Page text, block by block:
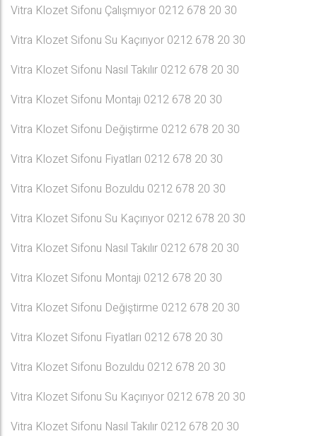
Vitra Klozet Sifonu Çalışmıyor 0212 678 20 30
Vitra Klozet Sifonu Su Kaçırıyor 0212 678 20 30
Vitra Klozet Sifonu Nasıl Takılır 0212 678 20 30
Vitra Klozet Sifonu Montajı 0212 678 20 30
Vitra Klozet Sifonu Değiştirme 0212 678 20 30
Vitra Klozet Sifonu Fiyatları 0212 678 20 30
Vitra Klozet Sifonu Bozuldu 0212 678 20 30
Vitra Klozet Sifonu Su Kaçırıyor 0212 678 20 30
Vitra Klozet Sifonu Nasıl Takılır 0212 678 20 30
Vitra Klozet Sifonu Montajı 0212 678 20 30
Vitra Klozet Sifonu Değiştirme 0212 678 20 30
Vitra Klozet Sifonu Fiyatları 0212 678 20 30
Vitra Klozet Sifonu Bozuldu 0212 678 20 30
Vitra Klozet Sifonu Su Kaçırıyor 0212 678 20 30
Vitra Klozet Sifonu Nasıl Takılır 0212 678 20 30